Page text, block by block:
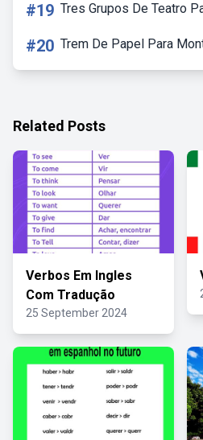
#19 Tres Grupos De Teatro
#20 Trem De Papel Para
Related Posts
Verbos Em Ingles
Com Tradução
25 September 2024